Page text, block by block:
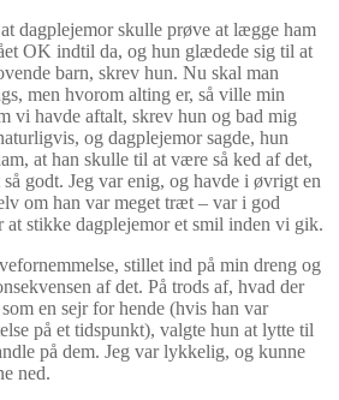
dagplejemor skulle prøve at lægge ham
OK indtil da, og hun glædede sig til at
barn, skrev hun. Nu skal man
men hvorom alting er, så ville min
vi havde aftalt, skrev hun og bad mig
og dagplejemor sagde, hun
at han skulle til at være så ked af det,
godt. Jeg var enig, og havde i øvrigt en
om han var meget træt – var i god
at stikke dagplejemor et smil inden vi gik.
stillet ind på min dreng og
af det. På trods af, hvad der
en sejr for hende (hvis han var
på et tidspunkt), valgte hun at lytte til
på dem. Jeg var lykkelig, og kunne
ned.